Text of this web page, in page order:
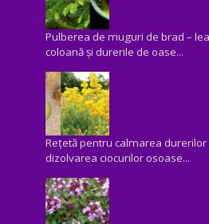
Pulberea de muguri de brad –
coloană și durerile de oase...
Rețetă pentru calmarea durerilor
dizolvarea ciocurilor osoase...